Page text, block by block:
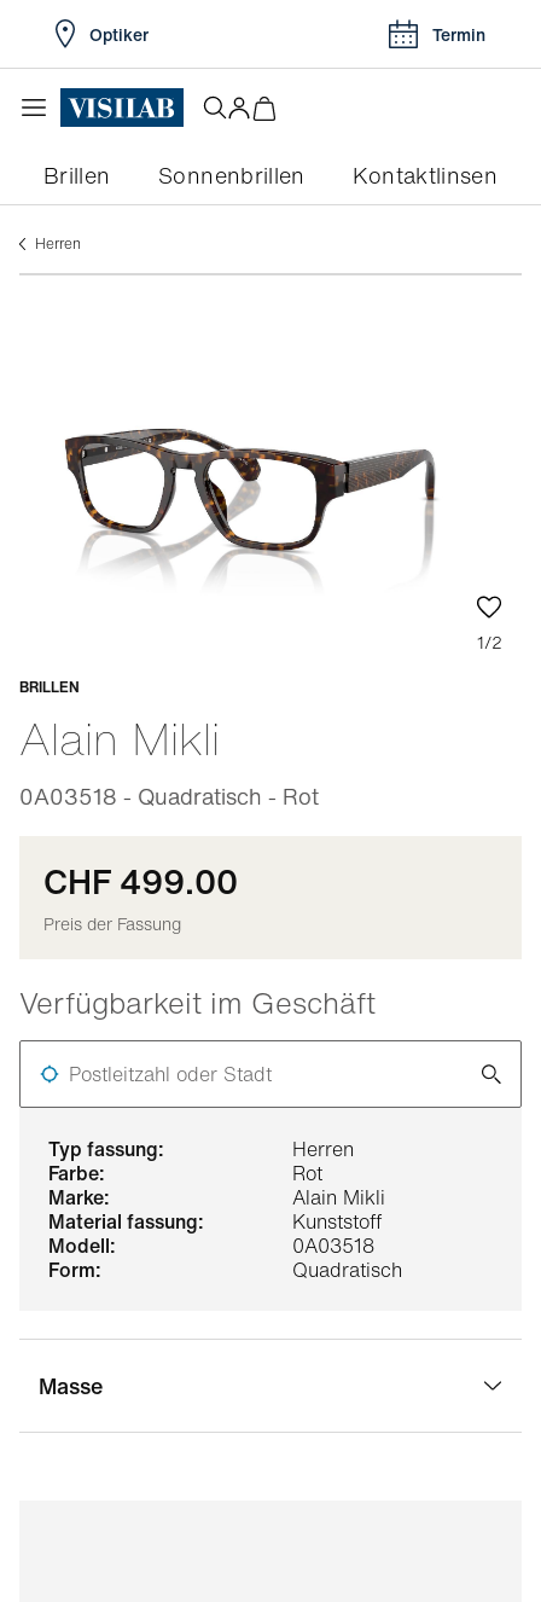
Optiker Termin
Brillen Sonnenbrillen Kontaktlinsen
Herren
typ fassung:
Herren
farbe:
Rot
marke:
Alain Mikli
material fassung:
Kunststoff
modell:
0A03518
form:
Quadratisch
Masse
1/2
BRILLEN
Alain Mikli
0A03518 - Quadratisch - Rot
Anpassbar
CHF 499.00
Preis der Fassung
Verfügbarkeit im Geschäft
Postleitzahl oder Stadt